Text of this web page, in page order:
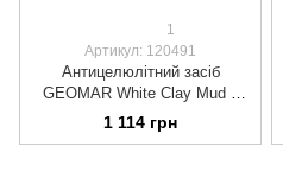
1
Артикул: 120491
Антицелюлітний засіб
GEOMAR White Clay Mud з
Білою глиною, 600 гр.
1 114 грн